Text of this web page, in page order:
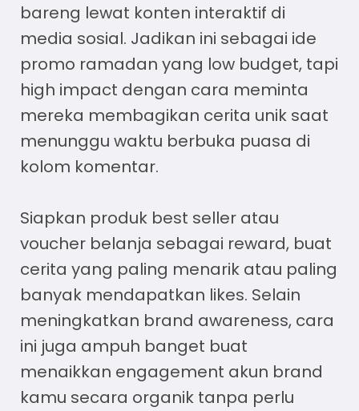
bareng lewat konten interaktif di
media sosial. Jadikan ini sebagai ide
promo ramadan yang low budget, tapi
high impact dengan cara meminta
mereka membagikan cerita unik saat
menunggu waktu berbuka puasa di
kolom komentar.
Siapkan produk best seller atau
voucher belanja sebagai reward, buat
cerita yang paling menarik atau paling
banyak mendapatkan likes. Selain
meningkatkan brand awareness, cara
ini juga ampuh banget buat
menaikkan engagement akun brand
kamu secara organik tanpa perlu